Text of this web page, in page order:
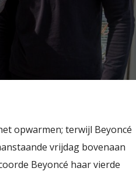
opwarmen; terwijl Beyoncé
vrijdag bovenaan
Beyoncé haar vierde